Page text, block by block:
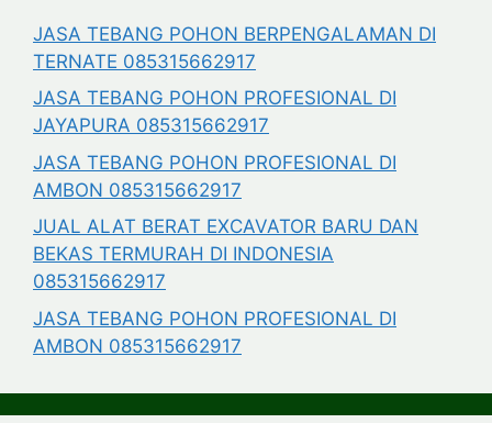
JASA TEBANG POHON BERPENGALAMAN DI
TERNATE 085315662917
JASA TEBANG POHON PROFESIONAL DI
JAYAPURA 085315662917
JASA TEBANG POHON PROFESIONAL DI
AMBON 085315662917
JUAL ALAT BERAT EXCAVATOR BARU DAN
BEKAS TERMURAH DI INDONESIA
085315662917
JASA TEBANG POHON PROFESIONAL DI
AMBON 085315662917